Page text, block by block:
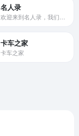
名人录
卡车之家
卡车之家